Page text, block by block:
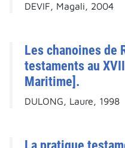
DEVIF, Magali, 2004
Les chanoines de
testaments au
Maritime].
DULONG, Laure, 1998